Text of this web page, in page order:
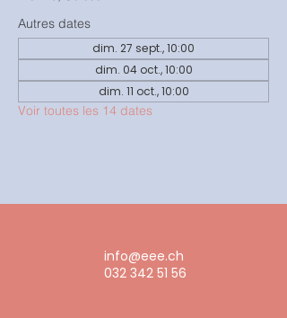
Autres dates
dim. 27 sept., 10:00
dim. 04 oct., 10:00
dim. 11 oct., 10:00
Voir toutes les 14 dates
info@eee.ch
032 342 51 56